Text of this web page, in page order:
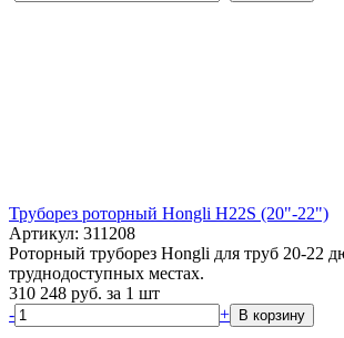
Труборез роторный Hongli H22S (20"-22")
Артикул: 311208
Роторный труборез Hongli для труб 20-22
труднодоступных местах.
310 248 руб. за 1 шт
-
+ В корзину